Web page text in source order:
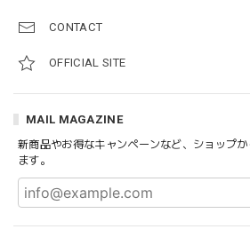
CONTACT
OFFICIAL SITE
MAIL MAGAZINE
新商品やお得なキャンペーンなど、ショップ
ます。